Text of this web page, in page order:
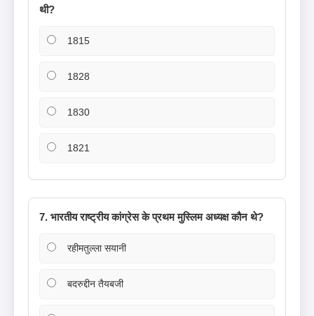
थी?
1815
1828
1830
1821
7. भारतीय राष्ट्रीय कांग्रेस के प्रथम मुस्लिम अध्यक्ष कौन थे?
रहीमतुल्ला सयानी
बदरुद्दीन तैयबजी